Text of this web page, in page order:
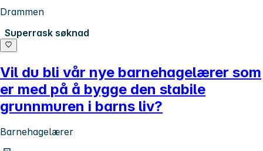
Drammen
Superrask søknad
Vil du bli vår nye barnehagelærer som
er med på å bygge den stabile
grunnmuren i barns liv?
Barnehagelærer